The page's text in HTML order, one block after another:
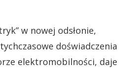
w nowej odsłonie,
doświadczenia
elektromobilności, daje